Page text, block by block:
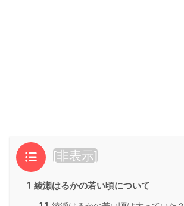
目次 [非表示]
1 綾瀬はるかの若い頃について